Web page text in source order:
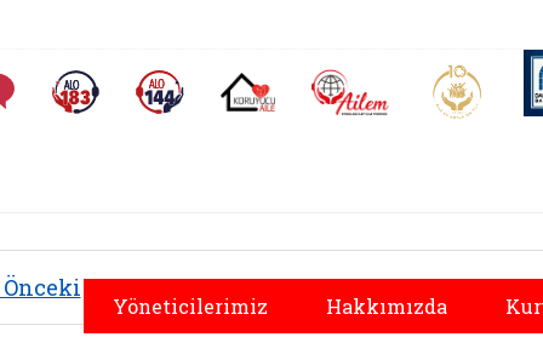
Sıkça Sorulan SorularAlo 183 (yeni sekmede açılır)Alo 144 (yeni sekmede açılır)Koruyucu Aile (yeni sekmede açılır)
AİLEM İletişim Aile ve
Yöneticilerimiz Hakkımızda